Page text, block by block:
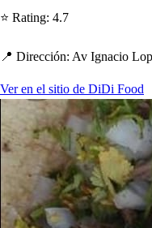
⭐ Rating: 4.7
📍 Dirección: Av Ignacio Lop
Ver en el sitio de DiDi Food